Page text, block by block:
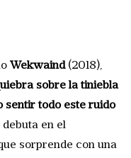
Wekwaind(2018),
sobre la tiniebla
sentir todo este ruido
en el
sorprende con una